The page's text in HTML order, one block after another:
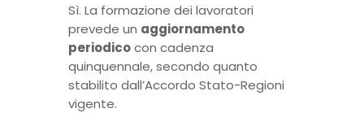
Sì. La formazione dei lavoratori
prevede un aggiornamento
periodicocon cadenza
quinquennale, secondo quanto
stabilito dall’Accordo Stato-Regioni
vigente.